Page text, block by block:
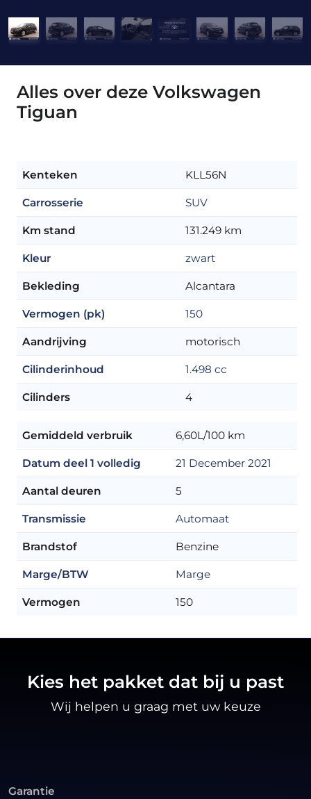
Alles over deze Volkswagen
Tiguan
Kenteken KLL56N
Carrosserie SUV
Km stand 131.249 km
Kleur zwart
Bekleding Alcantara
Vermogen (pk) 150
Aandrijving motorisch
Cilinderinhoud 1.498 cc
Cilinders 4
Gemiddeld verbruik 6,60L/100 km
Datum deel 1 volledig 21 December 2021
Aantal deuren 5
Transmissie Automaat
Brandstof Benzine
Marge/BTW Marge
Vermogen 150
Kies het pakket dat bij u past
Wij helpen u graag met uw keuze
Garantie